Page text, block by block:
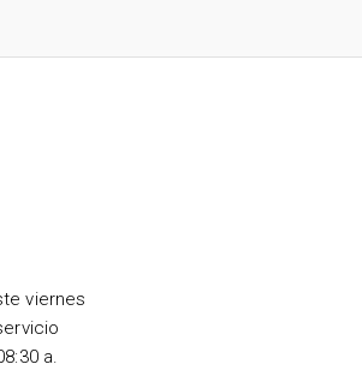
viernes
a.